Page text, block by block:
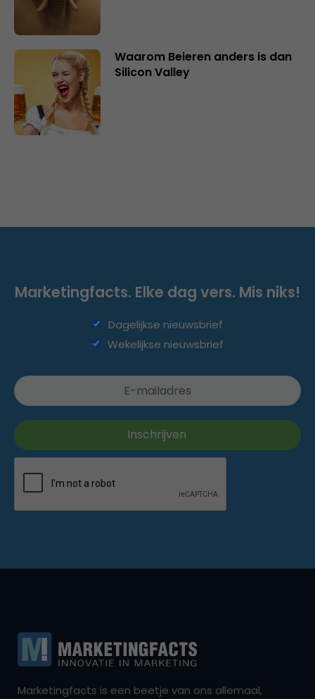
Waarom Beieren anders is dan
Silicon Valley
Marketingfacts. Elke dag vers. Mis niks!
Dagelijkse nieuwsbrief
Wekelijkse nieuwsbrief
Marketingfacts is een beetje van ons allemaal,